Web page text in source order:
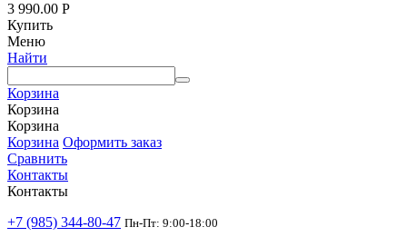
3 990.00 Р
Купить
Меню
Найти
Корзина
Корзина
Корзина
Корзина Оформить заказ
Сравнить
Контакты
Контакты
+7 (985) 344-80-47 Пн-Пт: 9:00-18:00